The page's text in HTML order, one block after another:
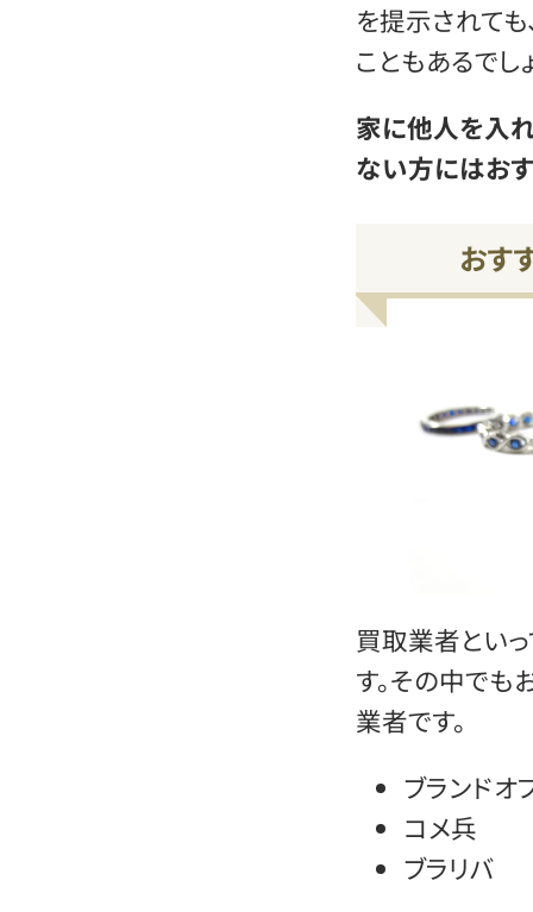
を提示されても
こともあるでし
家に他人を入
ない方にはお
おす
買取業者とい
す。その中でも
業者です。
ブランドオ
コメ兵
ブラリバ